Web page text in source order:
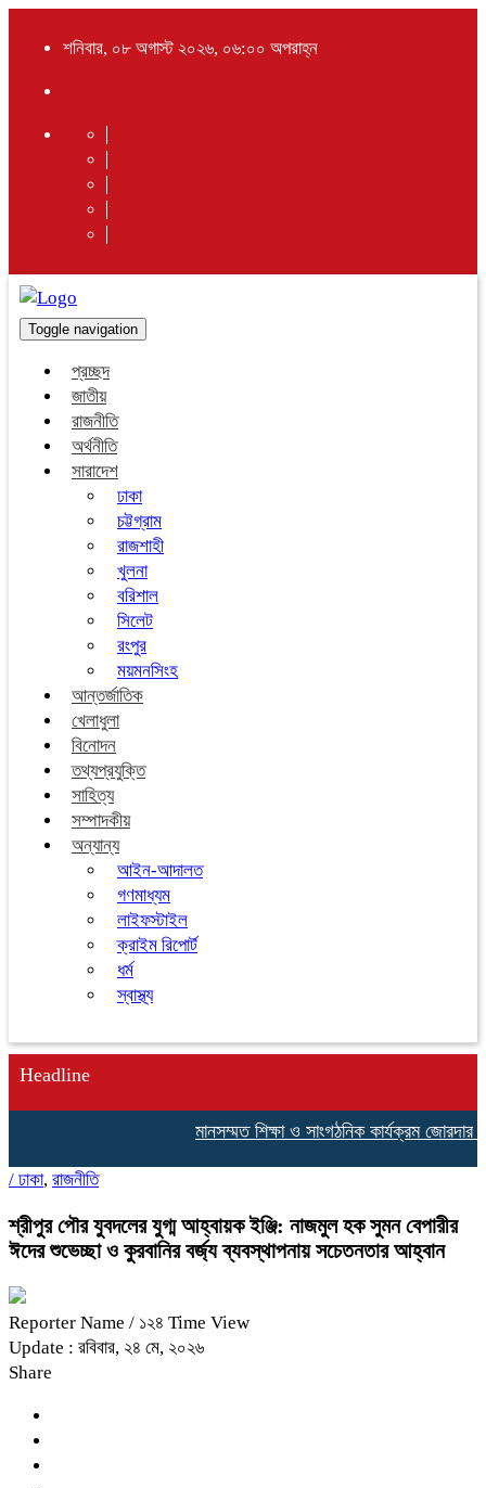
শনিবার, ০৮ অগাস্ট ২০২৬, ০৬:০০ অপরাহ্ন
Toggle navigation
প্রচ্ছদ
জাতীয়
রাজনীতি
অর্থনীতি
সারাদেশ
ঢাকা
চট্টগ্রাম
রাজশাহী
খুলনা
বরিশাল
সিলেট
রংপুর
ময়মনসিংহ
আন্তর্জাতিক
খেলাধুলা
বিনোদন
তথ্যপ্রযুক্তি
সাহিত্য
সম্পাদকীয়
অন্যান্য
আইন-আদালত
গণমাধ্যম
লাইফস্টাইল
ক্রাইম রিপোর্ট
ধর্ম
স্বাস্থ্য
Headline
মানসম্মত শিক্ষা ও সাংগঠনিক কার্যক্রম জোরদার
/ ঢাকা, রাজনীতি
শ্রীপুর পৌর যুবদলের যুগ্ম আহ্বায়ক ইঞ্জি: নাজমুল হক সুমন বেপারীর
ঈদের শুভেচ্ছা ও কুরবানির বর্জ্য ব্যবস্থাপনায় সচেতনতার আহ্বান
Reporter Name / ১২৪ Time View
Update : রবিবার, ২৪ মে, ২০২৬
Share